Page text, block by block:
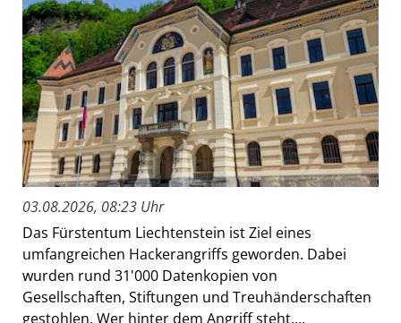
03.08.2026, 08:23 Uhr
Das Fürstentum Liechtenstein ist Ziel eines
umfangreichen Hackerangriffs geworden. Dabei
wurden rund 31'000 Datenkopien von
Gesellschaften, Stiftungen und Treuhänderschaften
gestohlen. Wer hinter dem Angriff steht,...